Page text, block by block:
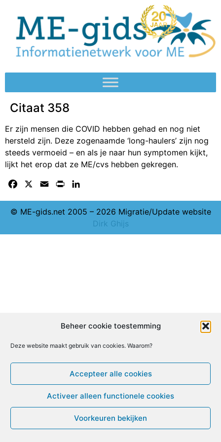
Beheer cookie toestemming
Deze website maakt gebruik van cookies. Waarom?
Accepteer alle cookies
Activeer alleen functionele cookies
Voorkeuren bekijken
Citaat 358
Er zijn mensen die COVID hebben gehad en nog niet
hersteld zijn. Deze zogenaamde ‘long-haulers’ zijn nog
steeds vermoeid – en als je naar hun symptomen kijkt,
lijkt het erop dat ze ME/cvs hebben gekregen.
Facebook Email Print
© ME-gids.net 2005 – 2026 Migratie/Update website
Dirk Ghijs